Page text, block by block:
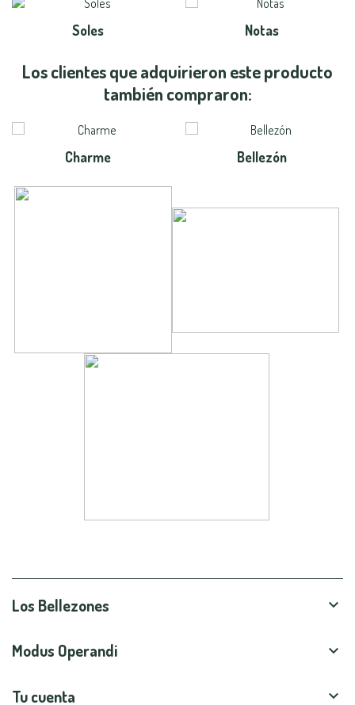
Soles Notas
Los clientes que adquirieron este producto
también compraron:
Charme Bellezón
Los Bellezones 
Modus Operandi 
Tu cuenta 